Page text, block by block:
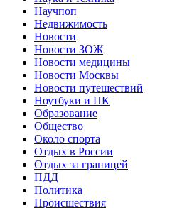
Научпоп
Недвижимость
Новости
Новости ЗОЖ
Новости медицины
Новости Москвы
Новости путешествий
Ноутбуки и ПК
Образование
Общество
Около спорта
Отдых в России
Отдых за границей
ПДД
Политика
Происшествия